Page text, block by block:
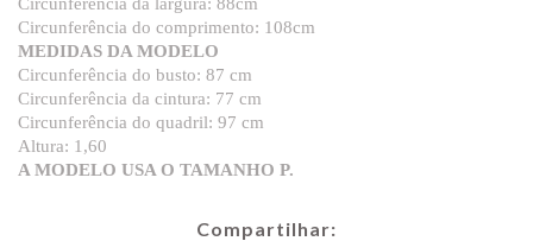
Circunferência do comprimento: 108cm
MEDIDAS DA MODELO
Circunferência do busto: 87 cm
Circunferência da cintura: 77 cm
Circunferência do quadril: 97 cm
Altura: 1,60
A MODELO USA O TAMANHO P.
Compartilhar: